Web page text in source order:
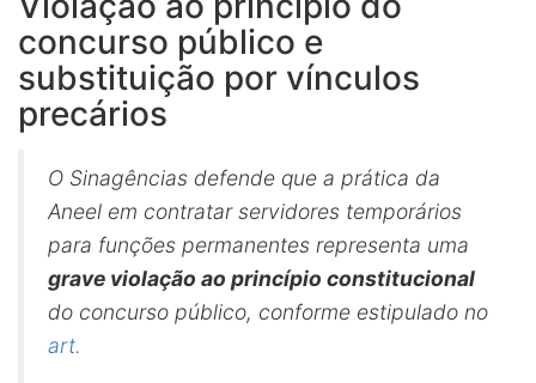
concurso público e
substituição por vínculos
precários
O Sinagências defende que a prática da
Aneel em contratar servidores temporários
para funções permanentes representa uma
grave violação ao princípio constitucional
do concurso público, conforme estipulado no
art.